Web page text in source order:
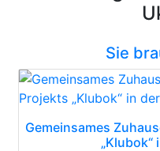
Sie
Gemeinsames
„Klubok“